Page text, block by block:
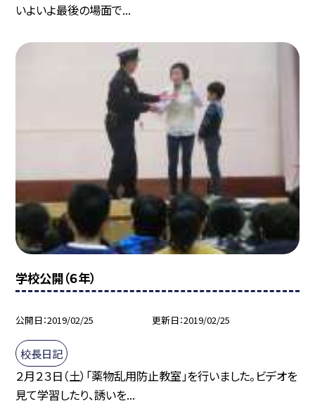
いよいよ最後の場面で...
学校公開（６年）
公開日 2019/02/25 更新日 2019/02/25
校長日記
２月２３日（土）「薬物乱用防止教室」を行いました。ビデオを
見て学習したり、誘いを...